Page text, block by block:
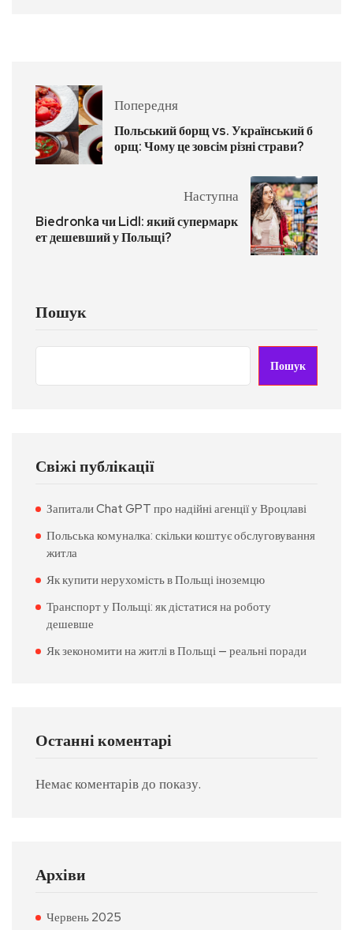
Попередня
Польський борщ vs. Український б
орщ: Чому це зовсім різні страви?
Наступна
Biedronka чи Lidl: який супермарк
ет дешевший у Польщі?
Пошук
Пошук
Свіжі публікації
Запитали Chat GPT про надійні агенції у Вроцлаві
Польська комуналка: скільки коштує обслуговування
житла
Як купити нерухомість в Польщі іноземцю
Транспорт у Польщі: як дістатися на роботу
дешевше
Як зекономити на житлі в Польщі — реальні поради
Останні коментарі
Немає коментарів до показу.
Архіви
Червень 2025